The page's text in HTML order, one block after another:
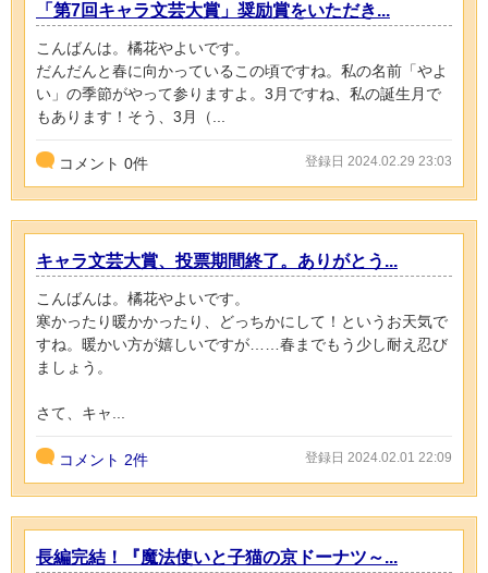
「第7回キャラ文芸大賞」奨励賞をいただき...
こんばんは。橘花やよいです。
だんだんと春に向かっているこの頃ですね。私の名前「やよ
い」の季節がやって参りますよ。3月ですね、私の誕生月で
もあります！そう、3月（...
コメント 0件 登録日 2024.02.29 23:03
キャラ文芸大賞、投票期間終了。ありがとう...
こんばんは。橘花やよいです。
寒かったり暖かかったり、どっちかにして！というお天気で
すね。暖かい方が嬉しいですが……春までもう少し耐え忍び
ましょう。
さて、キャ...
コメント 2件 登録日 2024.02.01 22:09
長編完結！『魔法使いと子猫の京ドーナツ～...